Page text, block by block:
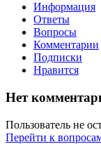
Информация
Ответы
Вопросы
Комментарии
Подписки
Нравится
Нет
Пользователь не
Перейти к